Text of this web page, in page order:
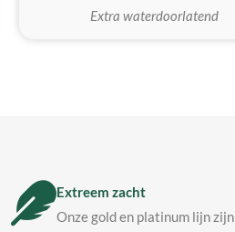
Extra waterdoorlatend
Extreem zacht
Onze gold en platinum lijn zijn